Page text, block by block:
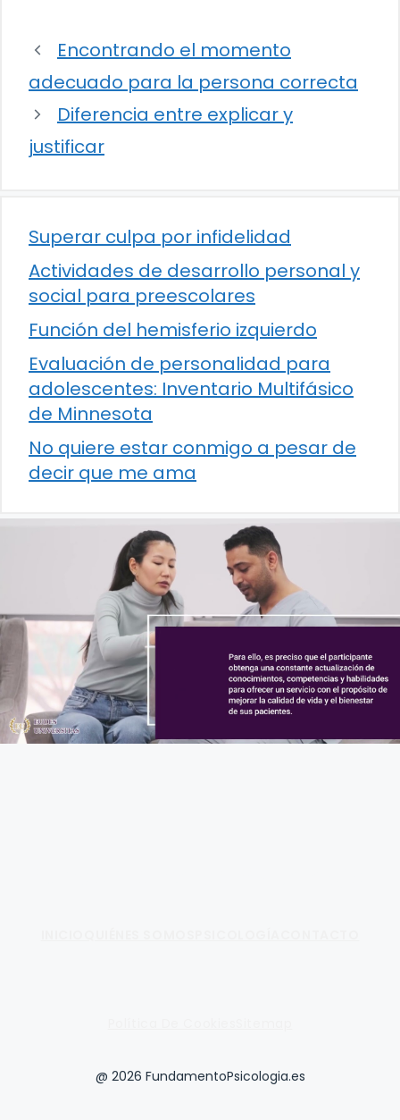
Encontrando el momento
adecuado para la persona correcta
Diferencia entre explicar y
justificar
Superar culpa por infidelidad
Actividades de desarrollo personal y
social para preescolares
Función del hemisferio izquierdo
Evaluación de personalidad para
adolescentes: Inventario Multifásico
de Minnesota
No quiere estar conmigo a pesar de
decir que me ama
@ 2026 FundamentoPsicologia.es